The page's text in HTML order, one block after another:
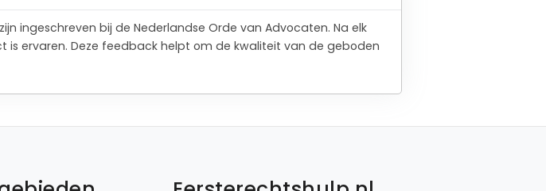
ingeschreven bij de Nederlandse Orde van Advocaten. Na elk
ervaren. Deze feedback helpt om de kwaliteit van de geboden